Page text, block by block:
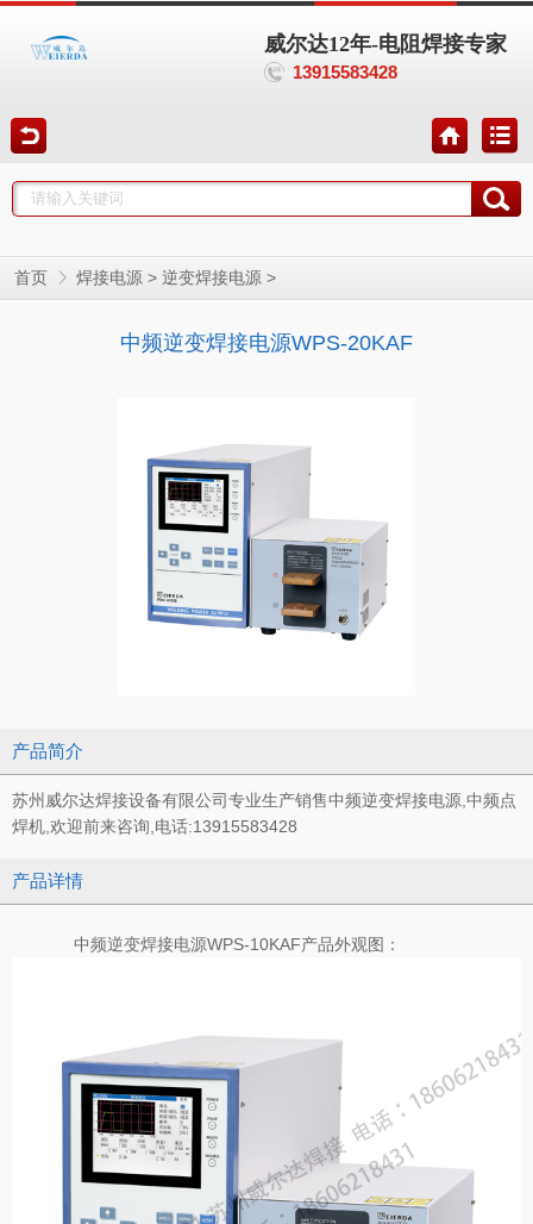
威尔达12年-电阻焊接专家
13915583428
首页 焊接电源 > 逆变焊接电源 >
中频逆变焊接电源WPS-20KAF
产品简介
苏州威尔达焊接设备有限公司专业生产销售中频逆变焊接电源,中频点
焊机,欢迎前来咨询,电话:13915583428
产品详情
中频逆变焊接电源WPS-10KAF产品外观图：